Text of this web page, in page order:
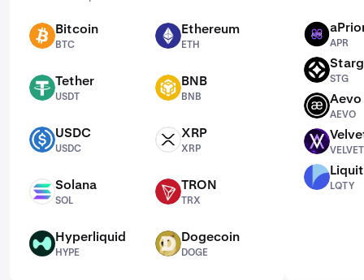
BTC Bitcoin
BTC
ETH Ethereum
ETH
USDT Tether
USDT
BNB BNB
BNB
USDC USDC
USDC
XRP XRP
XRP
SOL Solana
SOL
TRX TRON
TRX
HYPE Hyperliquid
HYPE
DOGE Dogecoin
DOGE
APR
APR
STG
STG
AEVO Aevo
AEVO
VELVET
VELVET
LQTY
LQTY